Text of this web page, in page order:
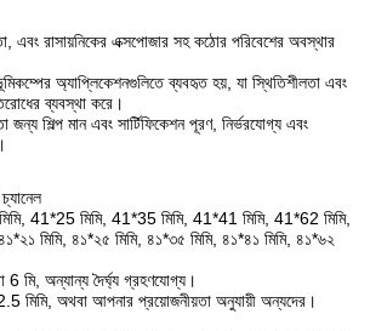
এবং রাসায়নিকের এক্সপোজার সহ কঠোর পরিবেশের অবস্থার
অ্যাপ্লিকেশনগুলিতে ব্যবহৃত হয়, যা স্থিতিশীলতা এবং
ব্যবস্থা করে।
জন্য শিল্প মান এবং সার্টিফিকেশন পূরণ, নির্ভরযোগ্য এবং
41*25 মিমি, 41*35 মিমি, 41*41 মিমি, 41*62 মিমি,
মিমি, ৪১*২৫ মিমি, ৪১*৩৫ মিমি, ৪১*৪১ মিমি, ৪১*৬২
বা 6 মি, অন্যান্য দৈর্ঘ্য গ্রহণযোগ্য।
মিমি, অথবা আপনার প্রয়োজনীয়তা অনুযায়ী অন্যদের।